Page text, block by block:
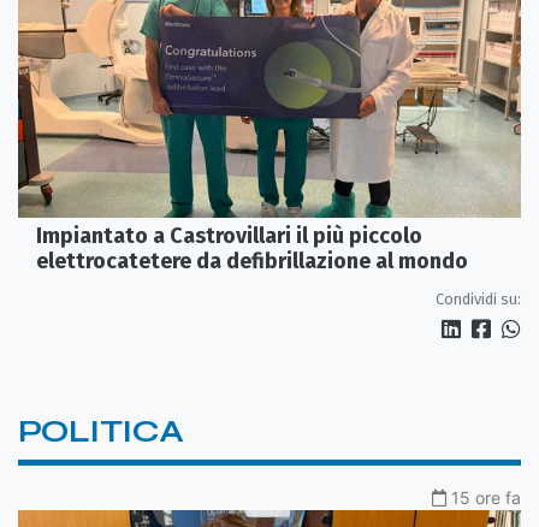
Impiantato a Castrovillari il più piccolo
elettrocatetere da defibrillazione al mondo
Condividi su:
POLITICA
15 ore fa